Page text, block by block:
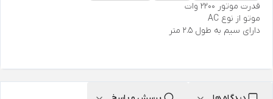
قدرت موتور 2200 وات
موتو از نوع AC
دارای سیم به طول 2.5 متر